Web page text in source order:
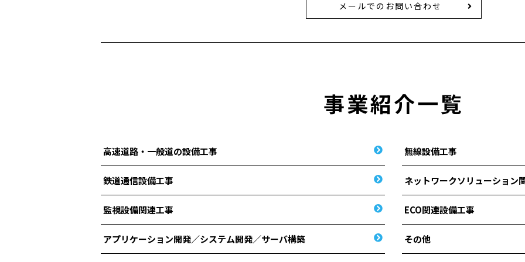
メールでのお問い合わせ
事業紹介一覧
高速道路・一般道の設備工事 無線設備工事
鉄道通信設備工事 ネットワークソリューション
監視設備関連工事 ECO関連設備工事
アプリケーション開発／システム開発／サーバ構築 その他